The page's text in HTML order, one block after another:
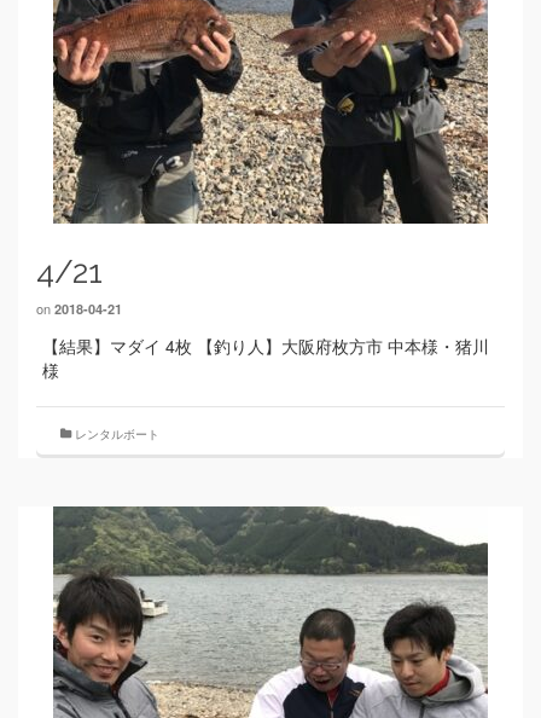
4/21
on 2018-04-21
【結果】マダイ 4枚 【釣り人】大阪府枚方市 中本様・猪川
様
レンタルボート